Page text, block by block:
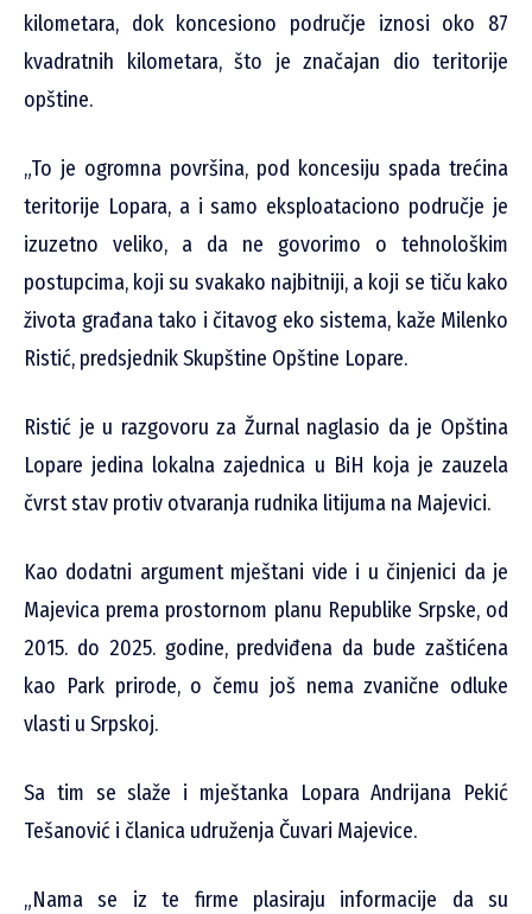
kilometara, dok koncesiono područje iznosi oko 87
kvadratnih kilometara, što je značajan dio teritorije
opštine.
„To je ogromna površina, pod koncesiju spada trećina
teritorije Lopara, a i samo eksploataciono područje je
izuzetno veliko, a da ne govorimo o tehnološkim
postupcima, koji su svakako najbitniji, a koji se tiču kako
života građana tako i čitavog eko sistema, kaže Milenko
Ristić, predsjednik Skupštine Opštine Lopare.
Ristić je u razgovoru za Žurnal naglasio da je Opština
Lopare jedina lokalna zajednica u BiH koja je zauzela
čvrst stav protiv otvaranja rudnika litijuma na Majevici.
Kao dodatni argument mještani vide i u činjenici da je
Majevica prema prostornom planu Republike Srpske, od
2015. do 2025. godine, predviđena da bude zaštićena
kao Park prirode, o čemu još nema zvanične odluke
vlasti u Srpskoj.
Sa tim se slaže i mještanka Lopara Andrijana Pekić
Tešanović i članica udruženja Čuvari Majevice.
„Nama se iz te firme plasiraju informacije da su